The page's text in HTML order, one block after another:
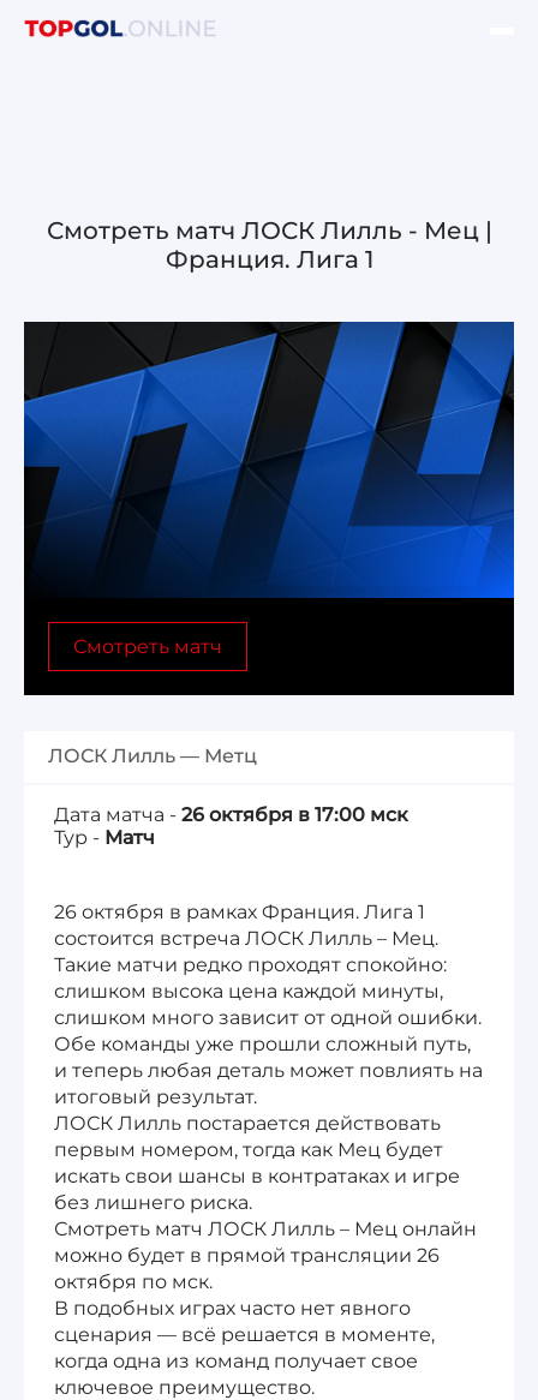
ОБЗОРЫ ЛЧ УЕФА
ОБЗОРЫ ЛЕ УЕФА
Лига чемпионов УЕФА
Лига Европы УЕФА
Лига конференций УЕФА
Лига 1, Чемпионат Франции
Бундеслига, Чемпионат Германии
Смотреть матч ЛОСК Лилль - Мец |
Франция. Лига 1
Смотреть матч
ЛОСК Лилль — Метц
Дата матча - 26 октября в 17:00 мск
Тур - Матч
26 октября в рамках Франция. Лига 1
состоится встреча ЛОСК Лилль – Мец.
Такие матчи редко проходят спокойно:
слишком высока цена каждой минуты,
слишком много зависит от одной ошибки.
Обе команды уже прошли сложный путь,
и теперь любая деталь может повлиять на
итоговый результат.
ЛОСК Лилль постарается действовать
первым номером, тогда как Мец будет
искать свои шансы в контратаках и игре
без лишнего риска.
Смотреть матч ЛОСК Лилль – Мец онлайн
можно будет в прямой трансляции 26
октября по мск.
В подобных играх часто нет явного
сценария — всё решается в моменте,
когда одна из команд получает свое
ключевое преимущество.